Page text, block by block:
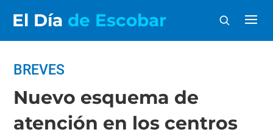
El Día de Escobar
BREVES
Nuevo esquema de
atención en los centros